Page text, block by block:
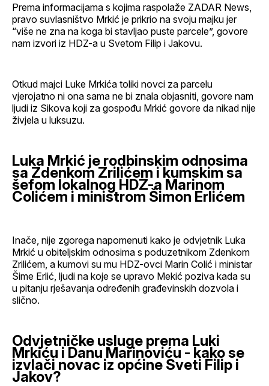
Prema informacijama s kojima raspolaže ZADAR News,
pravo suvlasništvo Mrkić je prikrio na svoju majku jer
“više ne zna na koga bi stavljao puste parcele”, govore
nam izvori iz HDZ-a u Svetom Filip i Jakovu.
Otkud majci Luke Mrkića toliki novci za parcelu
vjerojatno ni ona sama ne bi znala objasniti, govore nam
ljudi iz Sikova koji za gospođu Mrkić govore da nikad nije
živjela u luksuzu.
Luka Mrkić je rodbinskim odnosima
sa Zdenkom Zrilićem i kumskim sa
šefom lokalnog HDZ-a Marinom
Colićem i ministrom Šimon Erlićem
Inače, nije zgorega napomenuti kako je odvjetnik Luka
Mrkić u obiteljskim odnosima s poduzetnikom Zdenkom
Zrilićem, a kumovi su mu HDZ-ovci Marin Colić i ministar
Šime Erlić, ljudi na koje se upravo Mekić poziva kada su
u pitanju rješavanja određenih građevinskih dozvola i
slično.
Odvjetničke usluge prema Luki
Mrkiću i Danu Marinoviću - kako se
izvlači novac iz općine Sveti Filip i
Jakov?